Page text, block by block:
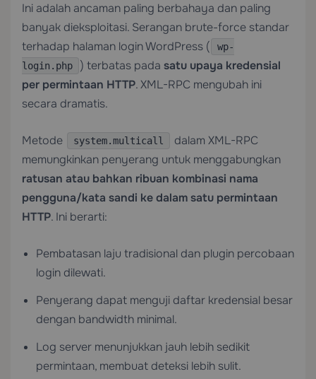
Ini adalah ancaman paling berbahaya dan paling
banyak dieksploitasi. Serangan brute-force standar
terhadap halaman login WordPress (
wp-
login.php
) terbatas pada satu upaya kredensial
per permintaan HTTP. XML-RPC mengubah ini
secara dramatis.
Metode system.multicall
dalam XML-RPC
memungkinkan penyerang untuk menggabungkan
ratusan atau bahkan ribuan kombinasi nama
pengguna/kata sandi ke dalam satu permintaan
HTTP. Ini berarti:
Pembatasan laju tradisional dan plugin percobaan
login dilewati.
Penyerang dapat menguji daftar kredensial besar
dengan bandwidth minimal.
Log server menunjukkan jauh lebih sedikit
permintaan, membuat deteksi lebih sulit.